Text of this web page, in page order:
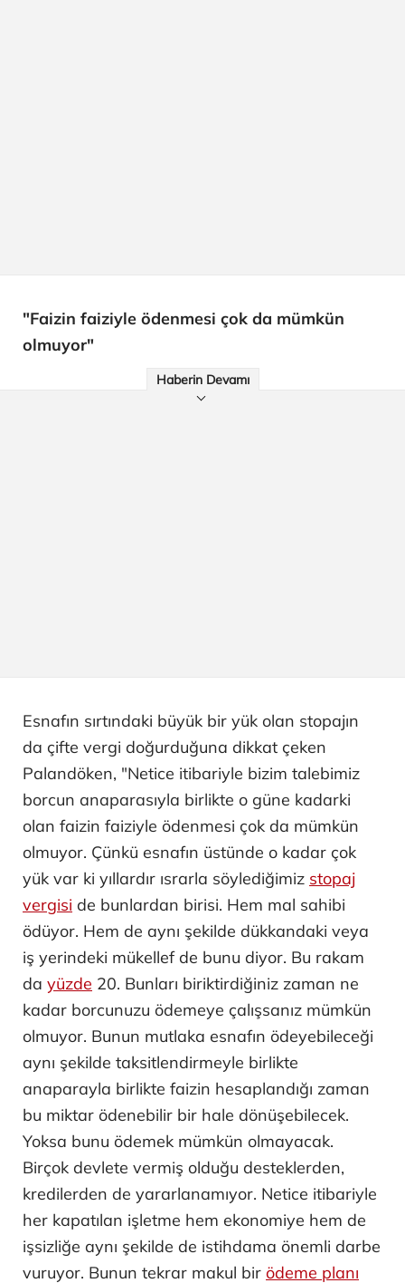
"Faizin faiziyle ödenmesi çok da mümkün
olmuyor"
Haberin Devamı
Esnafın sırtındaki büyük bir yük olan stopajın
da çifte vergi doğurduğuna dikkat çeken
Palandöken, "Netice itibariyle bizim talebimiz
borcun anaparasıyla birlikte o güne kadarki
olan faizin faiziyle ödenmesi çok da mümkün
olmuyor. Çünkü esnafın üstünde o kadar çok
yük var ki yıllardır ısrarla söylediğimiz stopaj
vergisi de bunlardan birisi. Hem mal sahibi
ödüyor. Hem de aynı şekilde dükkandaki veya
iş yerindeki mükellef de bunu diyor. Bu rakam
da yüzde 20. Bunları biriktirdiğiniz zaman ne
kadar borcunuzu ödemeye çalışsanız mümkün
olmuyor. Bunun mutlaka esnafın ödeyebileceği
aynı şekilde taksitlendirmeyle birlikte
anaparayla birlikte faizin hesaplandığı zaman
bu miktar ödenebilir bir hale dönüşebilecek.
Yoksa bunu ödemek mümkün olmayacak.
Birçok devlete vermiş olduğu desteklerden,
kredilerden de yararlanamıyor. Netice itibariyle
her kapatılan işletme hem ekonomiye hem de
işsizliğe aynı şekilde de istihdama önemli darbe
vuruyor. Bunun tekrar makul bir ödeme planı